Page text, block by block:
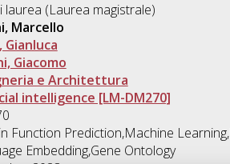
laurea (Laurea magistrale)
Marcello
Gianluca
Giacomo
e Architettura
intelligence [LM-DM270]
Function Prediction,Machine
Embedding,Gene Ontology